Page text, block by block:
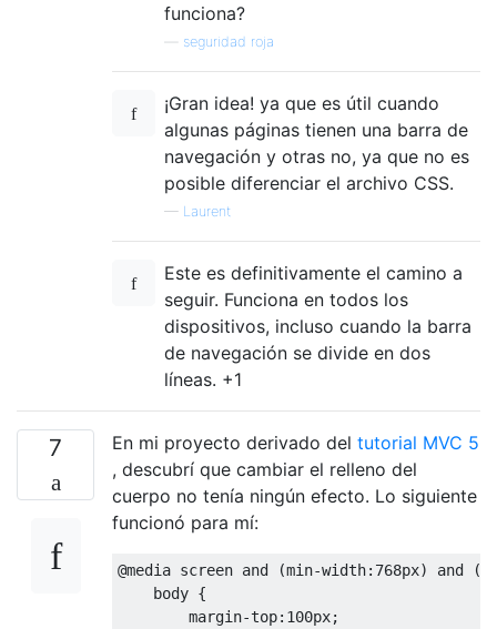
funciona?
seguridad roja
¡Gran idea! ya que es útil cuando
algunas páginas tienen una barra de
navegación y otras no, ya que no es
posible diferenciar el archivo CSS.
— Laurent
Este es definitivamente el camino a
seguir. Funciona en todos los
dispositivos, incluso cuando la barra
de navegación se divide en dos
líneas. +1
7 En mi proyecto derivado del tutorial MVC 5
, descubrí que cambiar el relleno del
cuerpo no tenía ningún efecto. Lo siguiente
funcionó para mí:
@media screen and (min-width: 768px) and (
    body
{
        margin
-top: 100px;